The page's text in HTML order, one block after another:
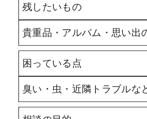
残したいもの
貴重品・アルバム・思い出
困っている点
臭い・虫・近隣トラブルな